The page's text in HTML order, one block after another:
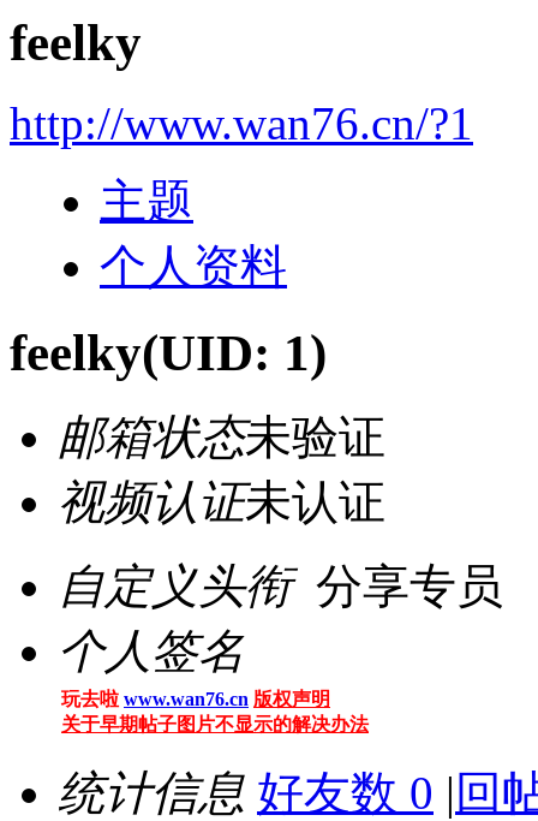
feelky
http://www.wan76.cn/?1
主题
个人资料
feelky(UID: 1)
邮箱状态未验证
视频认证未认证
自定义头衔 分享专员
个人签名
玩去啦 www.wan76.cn 版权声明
关于早期帖子图片不显示的解决办法
统计信息 好友数 0 | 回